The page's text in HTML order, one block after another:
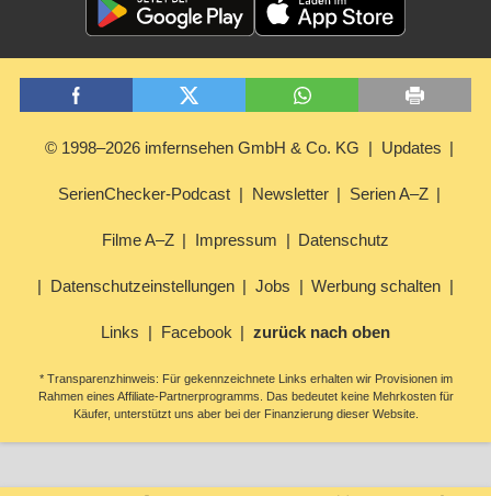
© 1998–2026 imfernsehen GmbH & Co. KG Updates
SerienChecker-Podcast Newsletter Serien A–Z
Filme A–Z Impressum Datenschutz
Datenschutzeinstellungen Jobs Werbung schalten
Links Facebook zurück nach oben
* Transparenzhinweis: Für gekennzeichnete Links erhalten wir Provisionen im
Rahmen eines Affiliate-Partnerprogramms. Das bedeutet keine Mehrkosten für
Käufer, unterstützt uns aber bei der Finanzierung dieser Website.